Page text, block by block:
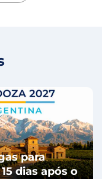
para
dias após o